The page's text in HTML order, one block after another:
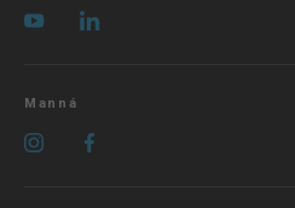
Manná